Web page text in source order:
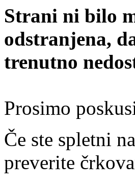
Strani ni bilo
odstranjena,
trenutno
Prosimo
Če ste spletni
preverite